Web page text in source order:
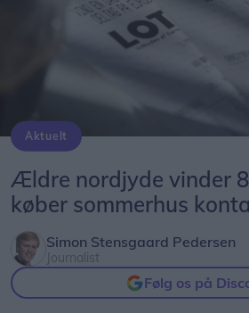
Aktuelt
Ældre nordjyde vinder
køber sommerhus
Simon Stensgaard Pedersen
Journalist
Følg os på